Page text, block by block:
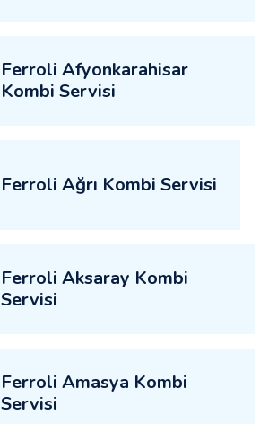
Ferroli Afyonkarahisar
Kombi Servisi
Ferroli Ağrı Kombi Servisi
Ferroli Aksaray Kombi
Servisi
Ferroli Amasya Kombi
Servisi